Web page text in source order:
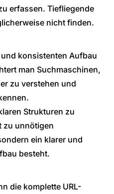
erfassen. Tiefliegende
nicht finden.
konsistenten Aufbau
man Suchmaschinen,
zu verstehen und
Strukturen zu
zu unnötigen
ein klarer und
besteht.
die komplette URL-